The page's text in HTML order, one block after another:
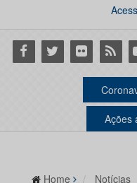
Facebook
Twitter Flickr RSS
Ações
Home
Notícias